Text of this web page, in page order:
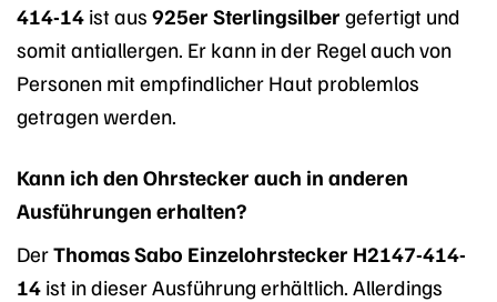
414-14 ist aus 925er Sterlingsilber gefertigt und
somit antiallergen. Er kann in der Regel auch von
Personen mit empfindlicher Haut problemlos
getragen werden.
Kann ich den Ohrstecker auch in anderen
Ausführungen erhalten?
DerThomas Sabo Einzelohrstecker H2147-414-
14 ist in dieser Ausführung erhältlich. Allerdings